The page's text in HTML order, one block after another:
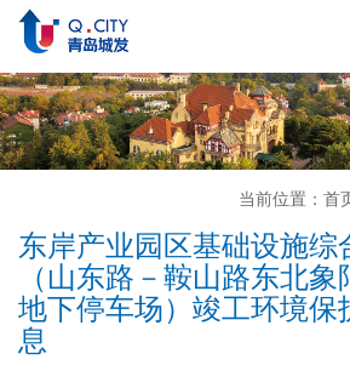
资讯中心
战略发展
业务板块
历史建筑
企业文化
人力资源
当前位置： 首
东岸产业园区基础设施综
（山东路－鞍山路东北象
地下停车场）竣工环境保
息